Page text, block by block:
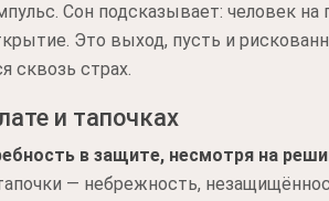
Сон подсказывает: человек
Это выход, пусть и
сквозь страх.
и тапочках
в защите, несмотря на
— небрежность,